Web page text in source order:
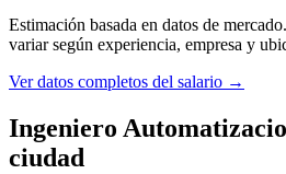
Estimación basada en datos de
variar según experiencia, empresa y
Ver datos completos del salario →
Ingeniero
ciudad